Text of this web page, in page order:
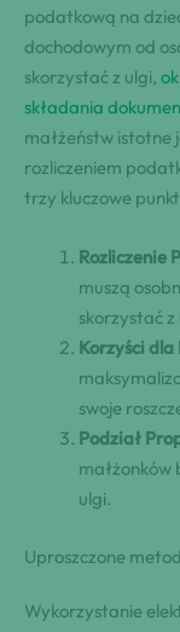
podatkową na
dochodowym od
skorzystać z ulgi,
składania
małżeństw istotne
rozliczeniem
trzy kluczowe
Rozliczenie
muszą
skorzystać z
Korzyści dla
swoje
Podział
małżonków
ulgi.
Uproszczone
Wykorzystanie